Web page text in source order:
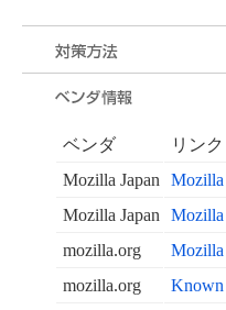
ベンダ
リンク
Mozilla Japan
Mozilla Japan
mozilla.org
Mozilla
mozilla.org
Known